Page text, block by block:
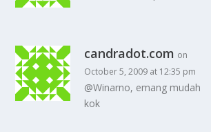
candradot.com on
October 5, 2009 at 12:35 pm
@Winarno, emang mudah
kok